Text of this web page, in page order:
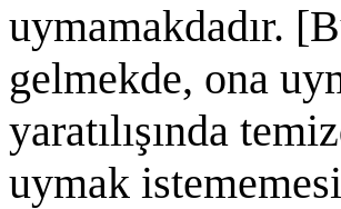
uymamakdadır.
gelmekde, ona
yaratılışında
uymak